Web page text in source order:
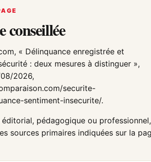
conseillée
« Délinquance enregistrée et
: deux mesures à distinguer »,
2026,
securite-
sentiment-insecurite/.
éditorial, pédagogique ou professionnel,
sources primaires indiquées sur la